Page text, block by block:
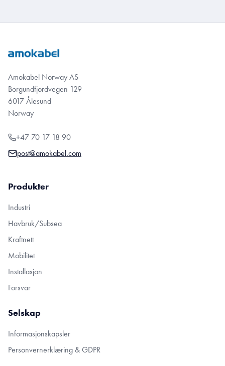
Amokabel Norway AS
Borgundfjordvegen 129
6017 Ålesund
Norway
+47 70 17 18 90
post@amokabel.com
Produkter
Industri
Havbruk/Subsea
Kraftnett
Mobilitet
Installasjon
Forsvar
Selskap
Informasjonskapsler
Personvernerklæring & GDPR